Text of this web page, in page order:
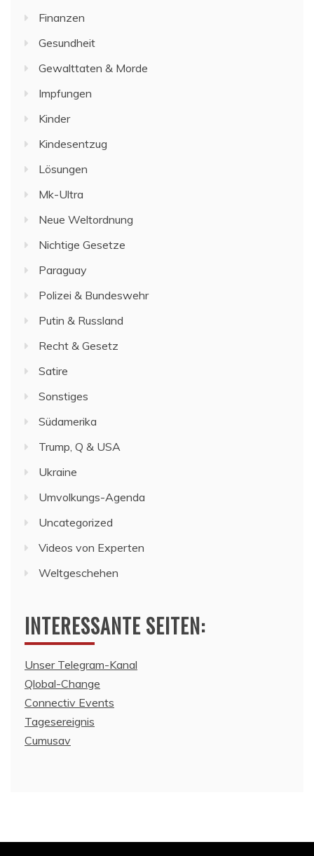
Finanzen
Gesundheit
Gewalttaten & Morde
Impfungen
Kinder
Kindesentzug
Lösungen
Mk-Ultra
Neue Weltordnung
Nichtige Gesetze
Paraguay
Polizei & Bundeswehr
Putin & Russland
Recht & Gesetz
Satire
Sonstiges
Südamerika
Trump, Q & USA
Ukraine
Umvolkungs-Agenda
Uncategorized
Videos von Experten
Weltgeschehen
INTERESSANTE SEITEN:
Unser Telegram-Kanal
Qlobal-Change
Connectiv Events
Tagesereignis
Cumusav